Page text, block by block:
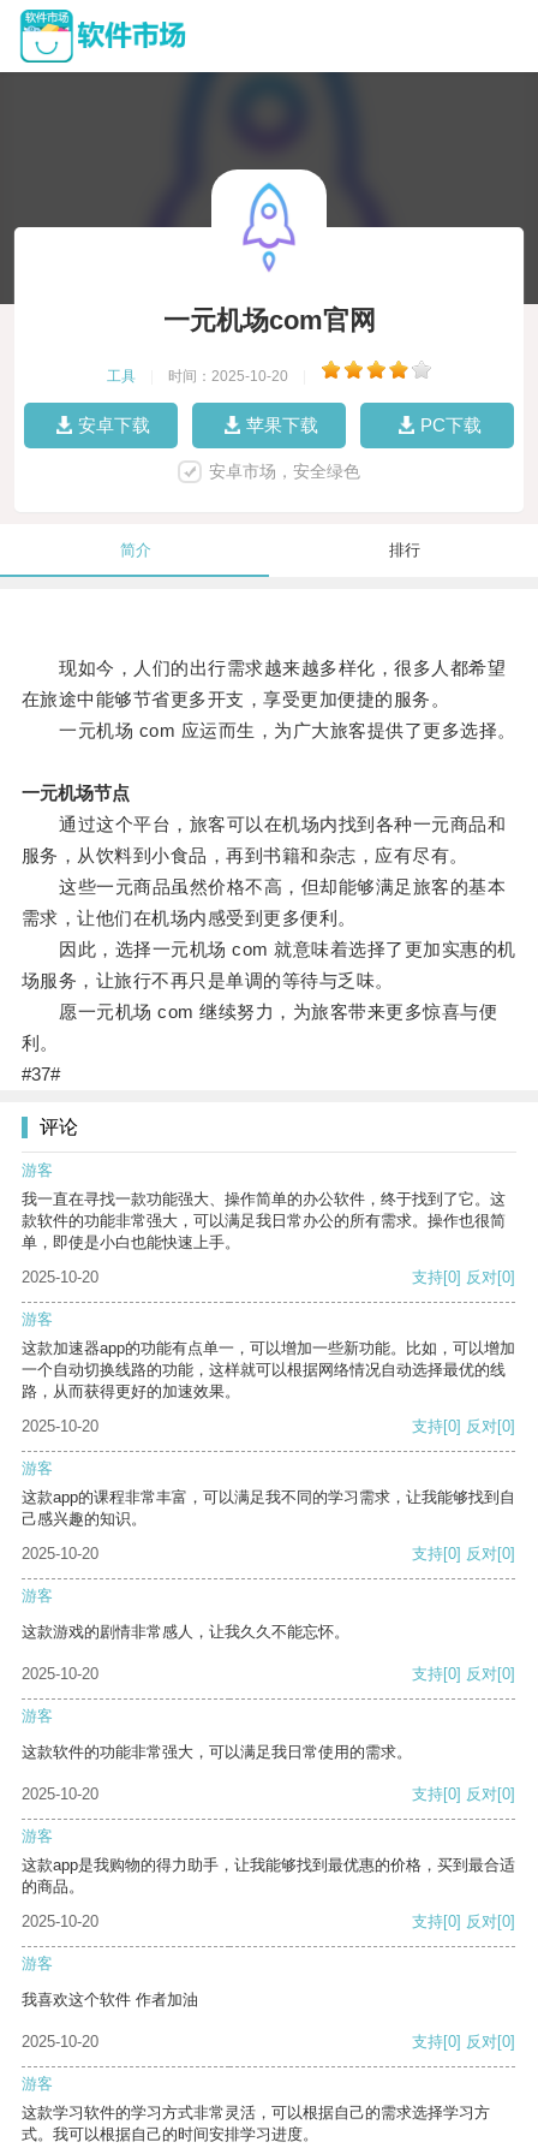
一元机场com官网
工具 时间：2025-10-20
安卓下载 苹果下载 PC下载
安卓市场，安全绿色
简介 排行
现如今，人们的出行需求越来越多样化，很多人都希望
在旅途中能够节省更多开支，享受更加便捷的服务。
一元机场 com 应运而生，为广大旅客提供了更多选择。
一元机场节点
通过这个平台，旅客可以在机场内找到各种一元商品和
服务，从饮料到小食品，再到书籍和杂志，应有尽有。
这些一元商品虽然价格不高，但却能够满足旅客的基本
需求，让他们在机场内感受到更多便利。
因此，选择一元机场 com 就意味着选择了更加实惠的机
场服务，让旅行不再只是单调的等待与乏味。
愿一元机场 com 继续努力，为旅客带来更多惊喜与便
利。
#37#
评论
游客
我一直在寻找一款功能强大、操作简单的办公软件，终于找到了它。这
款软件的功能非常强大，可以满足我日常办公的所有需求。操作也很简
单，即使是小白也能快速上手。
2025-10-20
支持[0] 反对[0]
游客
这款加速器app的功能有点单一，可以增加一些新功能。比如，可以增加
一个自动切换线路的功能，这样就可以根据网络情况自动选择最优的线
路，从而获得更好的加速效果。
2025-10-20
支持[0] 反对[0]
游客
这款app的课程非常丰富，可以满足我不同的学习需求，让我能够找到自
己感兴趣的知识。
2025-10-20
支持[0] 反对[0]
游客
这款游戏的剧情非常感人，让我久久不能忘怀。
2025-10-20 支持[0] 反对[0]
游客
这款软件的功能非常强大，可以满足我日常使用的需求。
2025-10-20 支持[0] 反对[0]
游客
这款app是我购物的得力助手，让我能够找到最优惠的价格，买到最合适
的商品。
2025-10-20
支持[0] 反对[0]
游客
我喜欢这个软件 作者加油
2025-10-20 支持[0] 反对[0]
游客
这款学习软件的学习方式非常灵活，可以根据自己的需求选择学习方
式。我可以根据自己的时间安排学习进度。